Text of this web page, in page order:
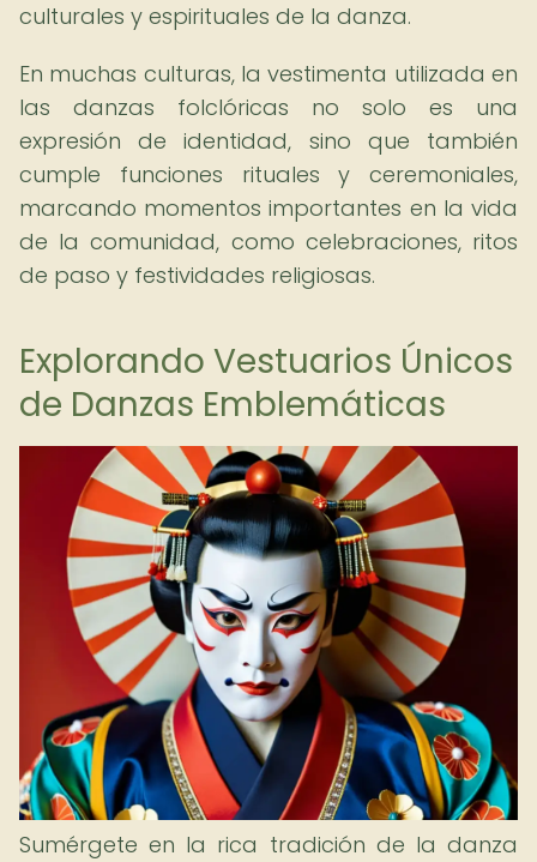
culturales y espirituales de la danza.
En muchas culturas, la vestimenta utilizada en
las danzas folclóricas no solo es una
expresión de identidad, sino que también
cumple funciones rituales y ceremoniales,
marcando momentos importantes en la vida
de la comunidad, como celebraciones, ritos
de paso y festividades religiosas.
Explorando Vestuarios Únicos
de Danzas Emblemáticas
Sumérgete en la rica tradición de la danza